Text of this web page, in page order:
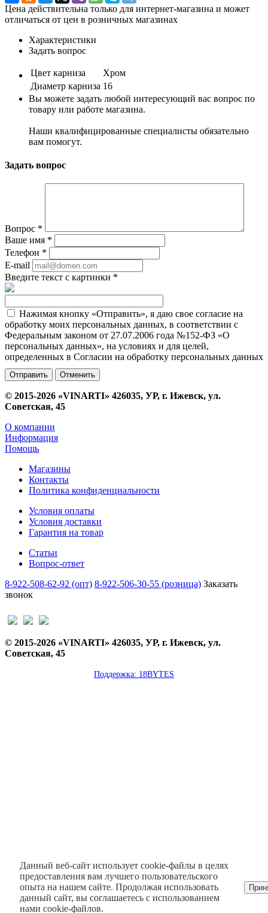
Цена действительна только для интернет-магазина и может
отличаться от цен в розничных магазинах
Характеристики
Задать вопрос
Цвет карниза
Хром
Диаметр карниза 16
Вы можете задать любой интересующий вас вопрос по
товару или работе магазина.
Наши квалифицированные специалисты обязательно
вам помогут.
Задать вопрос
Вопрос *
Ваше имя *
Телефон *
E-mail
Введите текст с картинки *
Нажимая кнопку «Отправить», я даю свое согласие на
обработку моих персональных данных, в соответствии с
Федеральным законом от 27.07.2006 года №152-ФЗ «О
персональных данных», на условиях и для целей,
определенных в Согласии на обработку персональных данных
Отменить
© 2015-2026 «VINARTI» 426035, УР, г. Ижевск, ул.
Советская, 45
О компании
Информация
Помощь
Магазины
Контакты
Политика конфиденциальности
Условия оплаты
Условия доставки
Гарантия на товар
Статьи
Вопрос-ответ
8-922-508-62-92 (опт) 8-922-506-30-55 (розница) Заказать
звонок
© 2015-2026 «VINARTI» 426035, УР, г. Ижевск, ул.
Советская, 45
Поддержка: 18BYTES
Данный веб-сайт использует cookie-файлы в целях
предоставления вам лучшего пользовательского
опыта на нашем сайте. Продолжая использовать
данный сайт, вы соглашаетесь с использованием
нами cookie-файлов.